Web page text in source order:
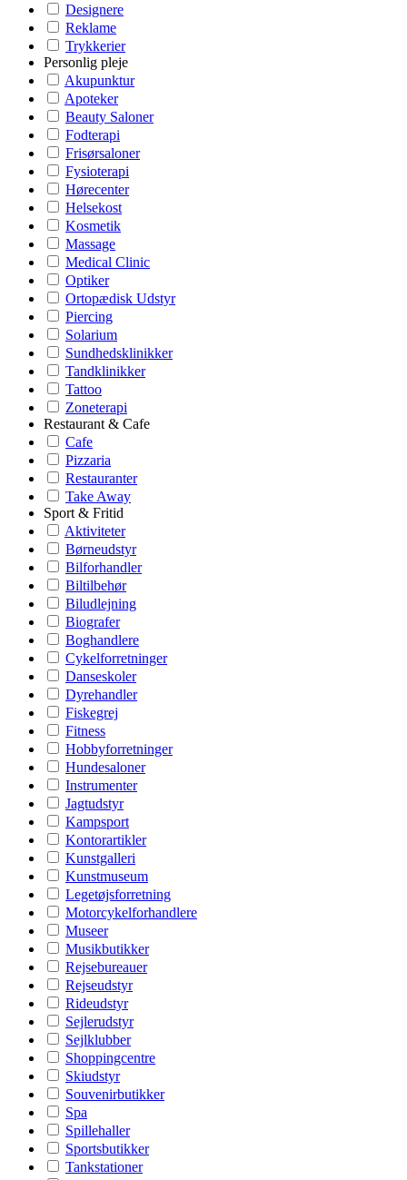
Designere
Reklame
Trykkerier
Personlig pleje
Akupunktur
Apoteker
Beauty Saloner
Fodterapi
Frisørsaloner
Fysioterapi
Hørecenter
Helsekost
Kosmetik
Massage
Medical Clinic
Optiker
Ortopædisk Udstyr
Piercing
Solarium
Sundhedsklinikker
Tandklinikker
Tattoo
Zoneterapi
Restaurant & Cafe
Cafe
Pizzaria
Restauranter
Take Away
Sport & Fritid
Aktiviteter
Børneudstyr
Bilforhandler
Biltilbehør
Biludlejning
Biografer
Boghandlere
Cykelforretninger
Danseskoler
Dyrehandler
Fiskegrej
Fitness
Hobbyforretninger
Hundesaloner
Instrumenter
Jagtudstyr
Kampsport
Kontorartikler
Kunstgalleri
Kunstmuseum
Legetøjsforretning
Motorcykelforhandlere
Museer
Musikbutikker
Rejsebureauer
Rejseudstyr
Rideudstyr
Sejlerudstyr
Sejlklubber
Shoppingcentre
Skiudstyr
Souvenirbutikker
Spa
Spillehaller
Sportsbutikker
Tankstationer